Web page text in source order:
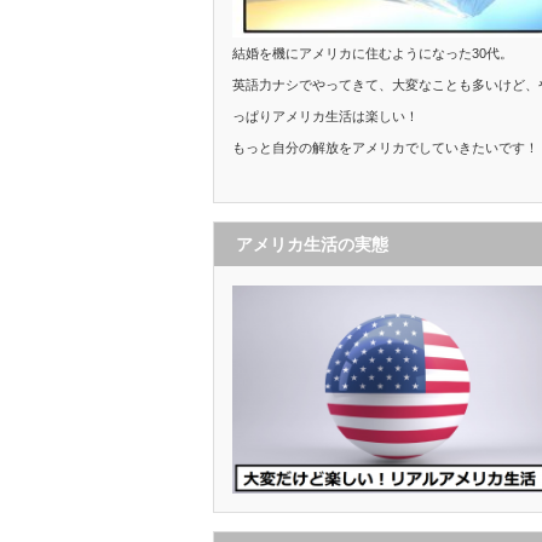
結婚を機にアメリカに住むようになった30代。
英語力ナシでやってきて、大変なことも多いけど、
っぱりアメリカ生活は楽しい！
もっと自分の解放をアメリカでしていきたいです！
アメリカ生活の実態